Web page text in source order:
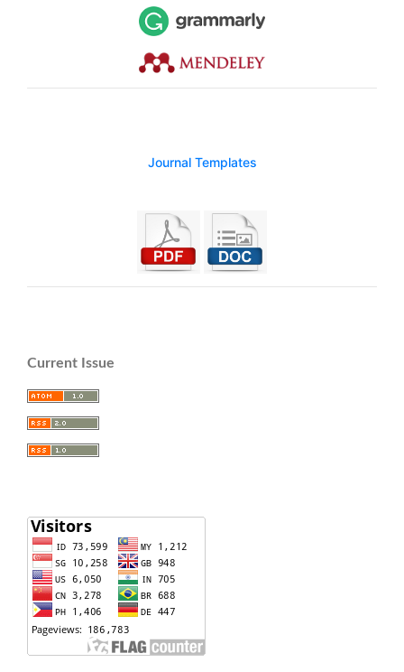
Journal Templates
Current Issue